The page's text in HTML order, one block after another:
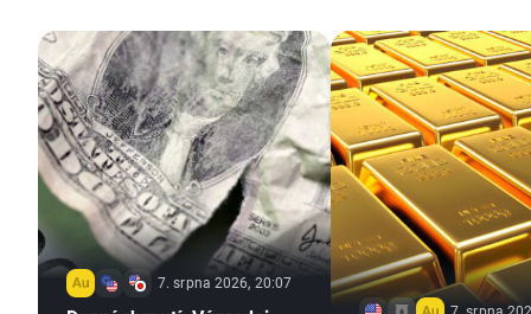
7. srpna 2026, 20:07
7. srpna